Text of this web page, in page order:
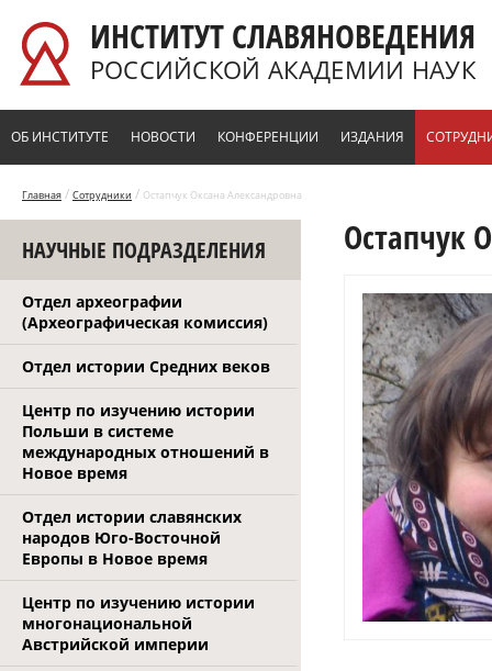
ИНСТИТУТ СЛАВЯНОВЕДЕНИЯ
РОССИЙСКОЙ АКАДЕМИИ НАУК
ОБ ИНСТИТУТЕ НОВОСТИ КОНФЕРЕНЦИИ ИЗДАНИЯ
Главная / Сотрудники / Остапчук Оксана Александровна
НАУЧНЫЕ ПОДРАЗДЕЛЕНИЯ
Отдел археографии
(Археографическая комиссия)
Отдел истории Средних веков
Центр по изучению истории
Польши в системе
международных отношений в
Новое время
Отдел истории славянских
народов Юго-Восточной
Европы в Новое время
Центр по изучению истории
многонациональной
Австрийской империи
Остапчук